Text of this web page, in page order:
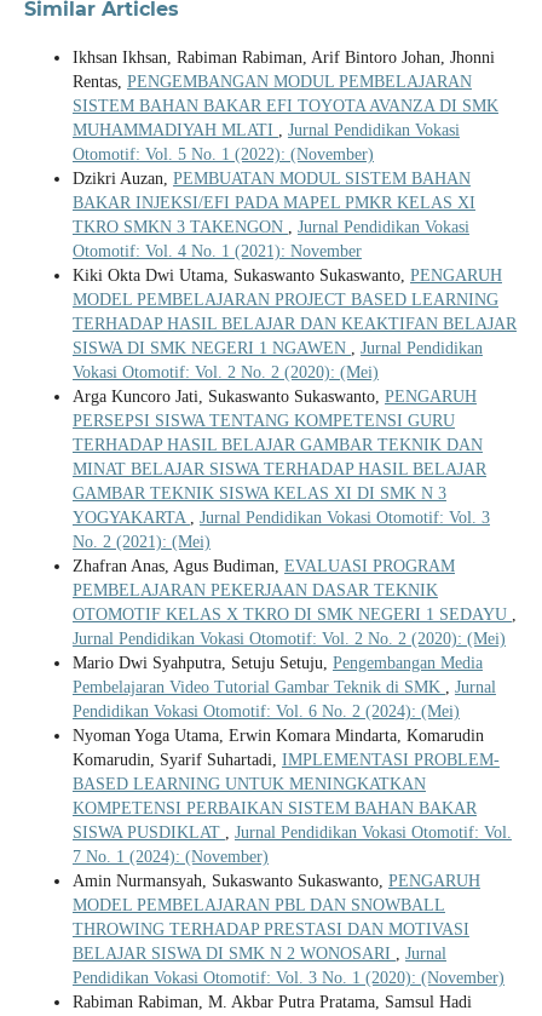
Similar Articles
Ikhsan Ikhsan, Rabiman Rabiman, Arif Bintoro Johan, Jhonni
Rentas, PENGEMBANGAN MODUL PEMBELAJARAN
SISTEM BAHAN BAKAR EFI TOYOTA AVANZA DI SMK
MUHAMMADIYAH MLATI , Jurnal Pendidikan Vokasi
Otomotif: Vol. 5 No. 1 (2022): (November)
Dzikri Auzan, PEMBUATAN MODUL SISTEM BAHAN
BAKAR INJEKSI/EFI PADA MAPEL PMKR KELAS XI
TKRO SMKN 3 TAKENGON , Jurnal Pendidikan Vokasi
Otomotif: Vol. 4 No. 1 (2021): November
Kiki Okta Dwi Utama, Sukaswanto Sukaswanto, PENGARUH
MODEL PEMBELAJARAN PROJECT BASED LEARNING
TERHADAP HASIL BELAJAR DAN KEAKTIFAN BELAJAR
SISWA DI SMK NEGERI 1 NGAWEN , Jurnal Pendidikan
Vokasi Otomotif: Vol. 2 No. 2 (2020): (Mei)
Arga Kuncoro Jati, Sukaswanto Sukaswanto, PENGARUH
PERSEPSI SISWA TENTANG KOMPETENSI GURU
TERHADAP HASIL BELAJAR GAMBAR TEKNIK DAN
MINAT BELAJAR SISWA TERHADAP HASIL BELAJAR
GAMBAR TEKNIK SISWA KELAS XI DI SMK N 3
YOGYAKARTA , Jurnal Pendidikan Vokasi Otomotif: Vol. 3
No. 2 (2021): (Mei)
Zhafran Anas, Agus Budiman, EVALUASI PROGRAM
PEMBELAJARAN PEKERJAAN DASAR TEKNIK
OTOMOTIF KELAS X TKRO DI SMK NEGERI 1 SEDAYU ,
Jurnal Pendidikan Vokasi Otomotif: Vol. 2 No. 2 (2020): (Mei)
Mario Dwi Syahputra, Setuju Setuju, Pengembangan Media
Pembelajaran Video Tutorial Gambar Teknik di SMK , Jurnal
Pendidikan Vokasi Otomotif: Vol. 6 No. 2 (2024): (Mei)
Nyoman Yoga Utama, Erwin Komara Mindarta, Komarudin
Komarudin, Syarif Suhartadi, IMPLEMENTASI PROBLEM-
BASED LEARNING UNTUK MENINGKATKAN
KOMPETENSI PERBAIKAN SISTEM BAHAN BAKAR
SISWA PUSDIKLAT , Jurnal Pendidikan Vokasi Otomotif: Vol.
7 No. 1 (2024): (November)
Amin Nurmansyah, Sukaswanto Sukaswanto, PENGARUH
MODEL PEMBELAJARAN PBL DAN SNOWBALL
THROWING TERHADAP PRESTASI DAN MOTIVASI
BELAJAR SISWA DI SMK N 2 WONOSARI , Jurnal
Pendidikan Vokasi Otomotif: Vol. 3 No. 1 (2020): (November)
Rabiman Rabiman, M. Akbar Putra Pratama, Samsul Hadi